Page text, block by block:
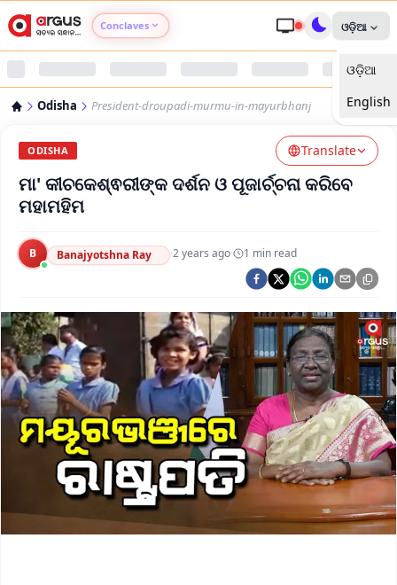
Conclaves
Argus Nari Shakti
Argus Swaad Odisha
ଓଡ଼ିଆ
ଓଡ଼ିଆ
English
Odisha President-droupadi-murmu-in-mayurbhanj
ODISHA Translate
ମା' କୀଚକେଶ୍ଵରୀଙ୍କ ଦର୍ଶନ ଓ ପୂଜାର୍ଚ୍ଚନା କରିବେ
ମହାମହିମ
B Banajyotshna Ray ·2 years ago· 1 min read